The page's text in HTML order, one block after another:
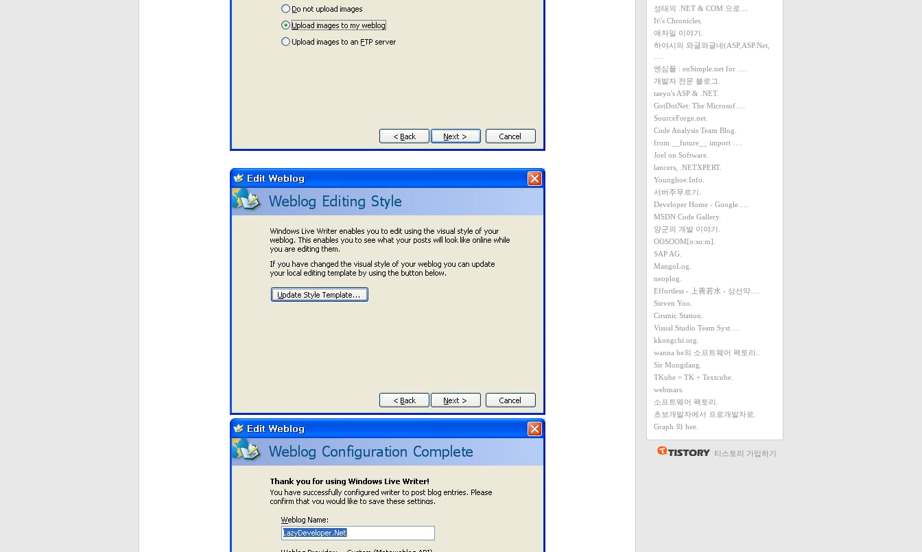
성태의 .NET & COM 으로....
It\'s Chronicles.
애자일 이야기.
하야시의 와글와글네(ASP,ASP.Net,
엔심플 : enSimple.net for ….
개발자 전문 블로그.
taeyo's ASP & .NET.
GotDotNet: The Microsof….
SourceForge.net.
Code Analysis Team Blog.
from __future__ import ….
Joel on Software.
lancers, .NETXPERT.
Younghoe.Info.
서버주무르기.
Developer Home - Google….
MSDN Code Gallery.
양군의 개발 이야기.
OOSOOM[o:so:m].
SAP AG.
MangoLog.
neoplog.
Effortless - 上善若水 - 상선약….
Steven Yoo.
Cosmic Station.
Visual Studio Team Syst….
kkongchi.org.
wanna be의 소프트웨어 팩토리..
Sir Mongdang.
TKube = TK + Textcube.
webmars.
소프트웨어 팩토리.
초보개발자에서 프로개발자로.
Graph 와 hee.
티스토리 가입하기